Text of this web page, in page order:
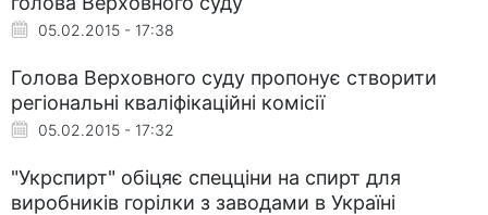
05.02.2015 - 17:38
Голова Верховного суду пропонує створити
регіональні кваліфікаційні комісії
05.02.2015 - 17:32
"Укрспирт" обіцяє спецціни на спирт для
виробників горілки з заводами в Україні